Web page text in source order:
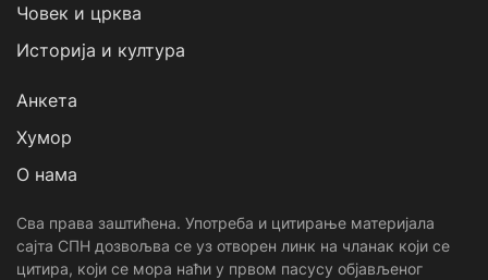
Човек и црква
Историја и култура
Анкета
Хумор
О нама
Сва права заштићена. Употреба и цитирање материјала
сајта СПН дозвољва се уз отворен линк на чланак који се
цитира, који се мора наћи у првом пасусу објављеног